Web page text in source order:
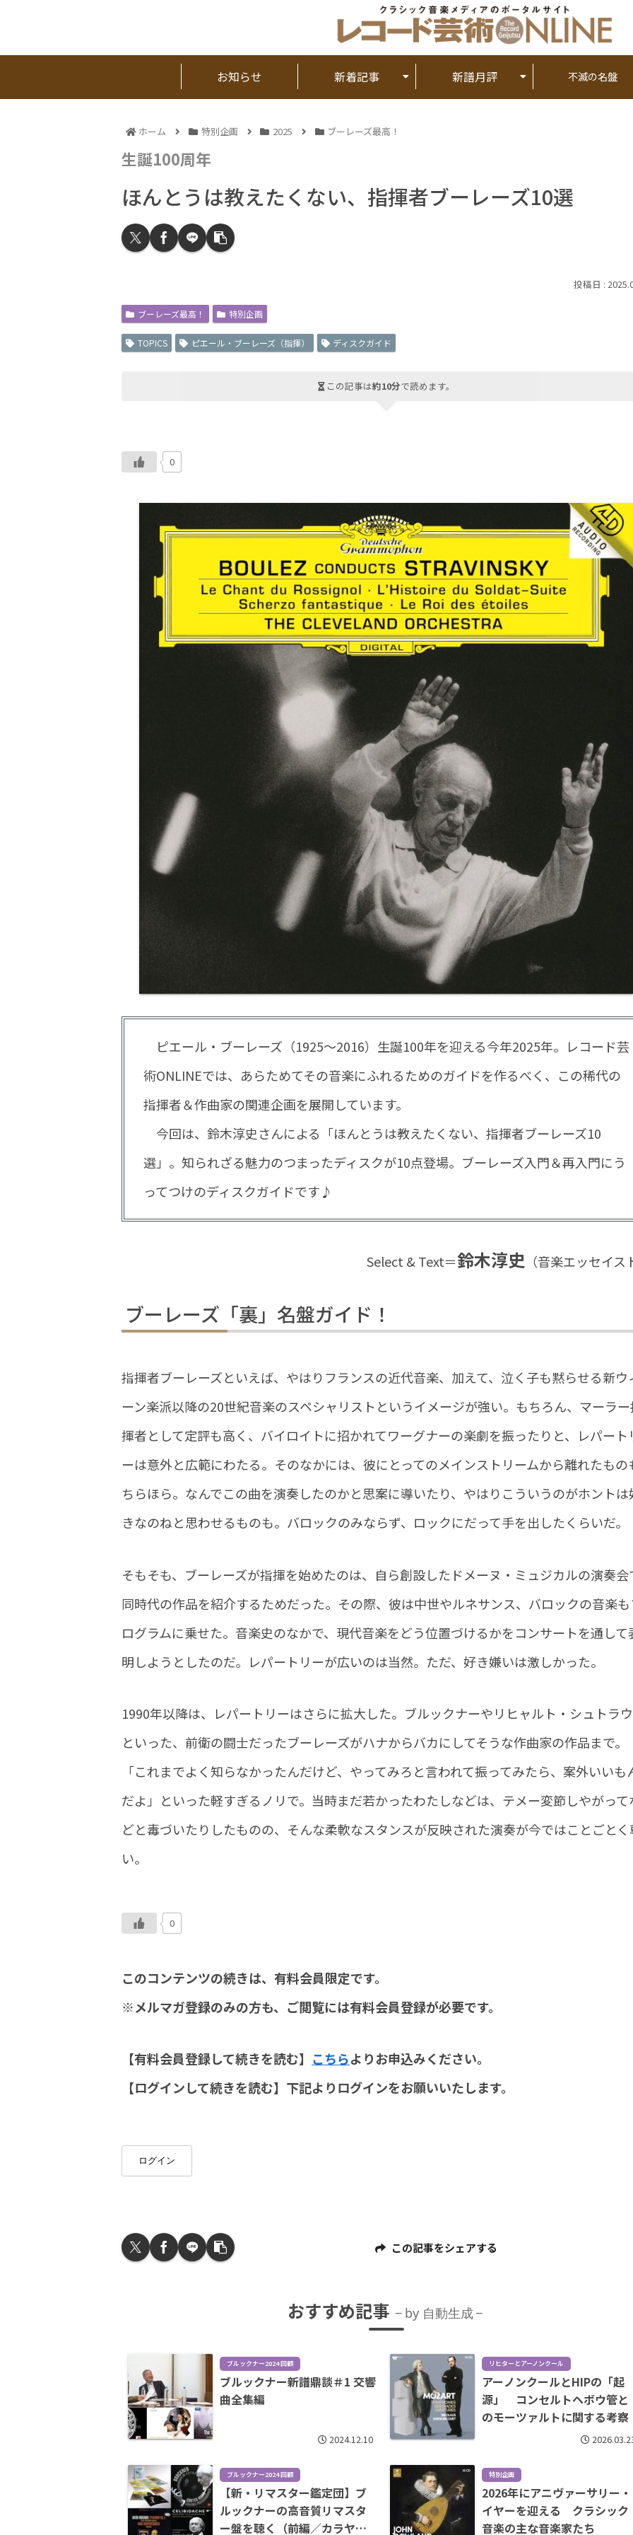
お知らせ 新着記事 新譜月評 不滅の名盤
ホーム 特別企画 2025 ブーレーズ最高！
生誕100周年
ほんとうは教えたくない、指揮者ブーレーズ10選
ブーレーズ最高！ 特別企画
TOPICS ピエール・ブーレーズ（指揮） ディスクガイド
この記事は約10分で読めます。
0
ピエール・ブーレーズ（1925～2016）生誕100年を迎える今年2025年。レコード芸
術ONLINEでは、あらためてその音楽にふれるためのガイドを作るべく、この稀代の
指揮者＆作曲家の関連企画を展開しています。
今回は、鈴木淳史さんによる「ほんとうは教えたくない、指揮者ブーレーズ10
選」。知られざる魅力のつまったディスクが10点登場。ブーレーズ入門＆再入門にう
ってつけのディスクガイドです♪
Select & Text＝鈴木淳史 （音楽エッセイス
ブーレーズ「裏」名盤ガイド！
指揮者ブーレーズといえば、やはりフランスの近代音楽、加えて、泣く子も黙らせる新ウ
ーン楽派以降の20世紀音楽のスペシャリストというイメージが強い。もちろん、マーラー
揮者として定評も高く、バイロイトに招かれてワーグナーの楽劇を振ったりと、レパート
ーは意外と広範にわたる。そのなかには、彼にとってのメインストリームから離れたもの
ちらほら。なんでこの曲を演奏したのかと思案に導いたり、やはりこういうのがホントは
きなのねと思わせるものも。バロックのみならず、ロックにだって手を出したくらいだ。
そもそも、ブーレーズが指揮を始めたのは、自ら創設したドメーヌ・ミュジカルの演奏会
同時代の作品を紹介するためだった。その際、彼は中世やルネサンス、バロックの音楽
ログラムに乗せた。音楽史のなかで、現代音楽をどう位置づけるかをコンサートを通して
明しようとしたのだ。レパートリーが広いのは当然。ただ、好き嫌いは激しかった。
1990年以降は、レパートリーはさらに拡大した。ブルックナーやリヒャルト・シュトラ
といった、前衛の闘士だったブーレーズがハナからバカにしてそうな作曲家の作品まで。
「これまでよく知らなかったんだけど、やってみろと言われて振ってみたら、案外いいも
だよ」といった軽すぎるノリで。当時まだ若かったわたしなどは、テメー変節しやがって
どと毒づいたりしたものの、そんな柔軟なスタンスが反映された演奏が今ではことごとく
い。
0
このコンテンツの続きは、有料会員限定です。
※メルマガ登録のみの方も、ご閲覧には有料会員登録が必要です。
【有料会員登録して続きを読む】 こちらよりお申込みください。
【ログインして続きを読む】下記よりログインをお願いいたします。
ログイン
この記事をシェアする
おすすめ記事 by 自動生成
ブルックナー2024 回顧
ブルックナー新譜鼎談＃1 交響
曲全集編
2024.12.10
リヒターとアーノンクール
アーノンクールとHIPの「起
源」 コンセルトヘボウ管と
のモーツァルトに関する考察
ブルックナー2024 回顧
【新・リマスター鑑定団】ブ
ルックナーの高音質リマスタ
ー盤を聴く（前編／カラヤン
特別企画
2026年にアニヴァーサリー・
イヤーを迎える クラシック
音楽の主な音楽家たち